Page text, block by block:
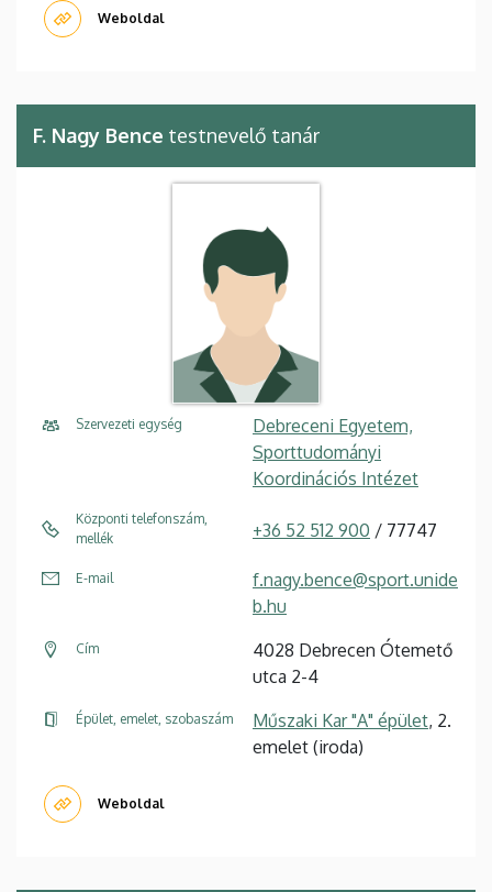
Weboldal
F. Nagy Bence testnevelő tanár
Szervezeti egység
Debreceni Egyetem,
Sporttudományi
Koordinációs Intézet
Központi telefonszám,
mellék
+36 52 512 900 / 77747
E-mail
f.nagy.bence@sport.unide
b.hu
Cím
4028 Debrecen Ótemető
utca 2-4
Épület, emelet, szobaszám Műszaki Kar "A" épület, 2.
emelet (iroda)
Weboldal